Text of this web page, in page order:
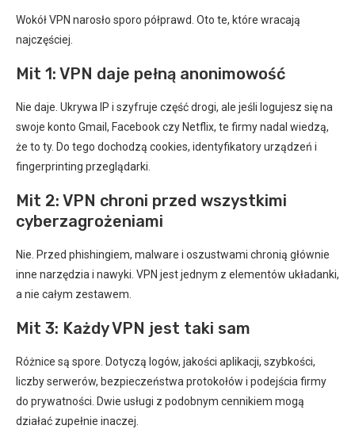
Wokół VPN narosło sporo półprawd. Oto te, które wracają
najczęściej.
Mit 1: VPN daje pełną anonimowość
Nie daje. Ukrywa IP i szyfruje część drogi, ale jeśli logujesz się na
swoje konto Gmail, Facebook czy Netflix, te firmy nadal wiedzą,
że to ty. Do tego dochodzą cookies, identyfikatory urządzeń i
fingerprinting przeglądarki.
Mit 2: VPN chroni przed wszystkimi
cyberzagrożeniami
Nie. Przed phishingiem, malware i oszustwami chronią głównie
inne narzędzia i nawyki. VPN jest jednym z elementów układanki,
a nie całym zestawem.
Mit 3: Każdy VPN jest taki sam
Różnice są spore. Dotyczą logów, jakości aplikacji, szybkości,
liczby serwerów, bezpieczeństwa protokołów i podejścia firmy
do prywatności. Dwie usługi z podobnym cennikiem mogą
działać zupełnie inaczej.